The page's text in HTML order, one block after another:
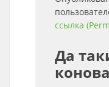
ссылка
Да